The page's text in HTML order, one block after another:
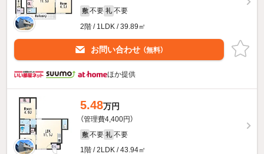
敷 不要 礼 不要
2階 / 1LDK / 39.89㎡
お問い合わせ （無料）
ほか提供
5.48万円
（管理費4,400円）
敷 不要 礼 不要
1階 / 2LDK / 43.94㎡